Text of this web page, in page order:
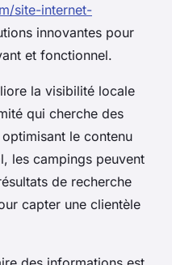
site-internet-
innovantes pour
et fonctionnel.
la visibilité locale
qui cherche des
le contenu
les campings peuvent
de recherche
capter une clientèle